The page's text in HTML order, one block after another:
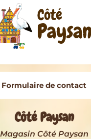
Formulaire de contact
Côté Paysan
Magasin Côté Paysan